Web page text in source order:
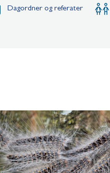
Dagordner og referater